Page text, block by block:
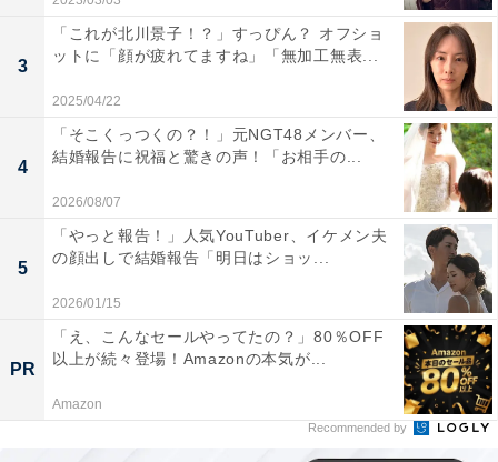
3
「これが北川景子！？」すっぴん？ オフショ
ットに「顔が疲れてますね」「無加工無表...
2025/04/22
4
「そこくっつくの？！」元NGT48メンバー、
結婚報告に祝福と驚きの声！「お相手の...
2026/08/07
5
「やっと報告！」人気YouTuber、イケメン夫
の顔出しで結婚報告「明日はショッ...
2026/01/15
PR
「え、こんなセールやってたの？」80％OFF
以上が続々登場！Amazonの本気が...
Amazon
Recommended by